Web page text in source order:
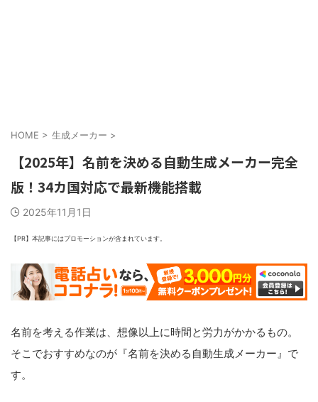
HOME > 生成メーカー >
【2025年】名前を決める自動生成メーカー完全
版！34カ国対応で最新機能搭載
2025年11月1日
【PR】本記事にはプロモーションが含まれています。
名前を考える作業は、想像以上に時間と労力がかかるもの。
そこでおすすめなのが『名前を決める自動生成メーカー』で
す。